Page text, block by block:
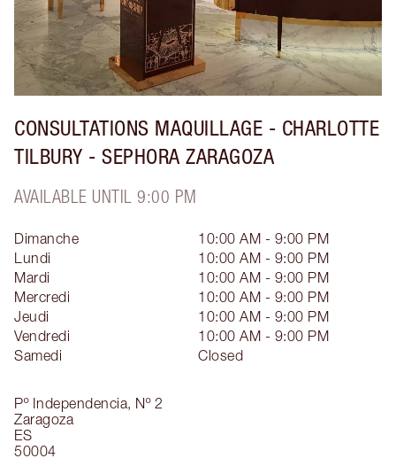
CONSULTATIONS MAQUILLAGE - CHARLOTTE
TILBURY - SEPHORA ZARAGOZA
AVAILABLE UNTIL 9:00 PM
Pº Independencia, Nº 2
Zaragoza
ES
50004
Dimanche
10:00 AM - 9:00 PM
Lundi
10:00 AM - 9:00 PM
Mardi
10:00 AM - 9:00 PM
Mercredi
10:00 AM - 9:00 PM
Jeudi
10:00 AM - 9:00 PM
Vendredi
10:00 AM - 9:00 PM
Samedi
Closed